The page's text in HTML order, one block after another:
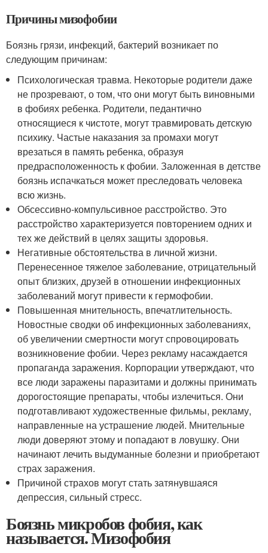
Причины мизофобии
Боязнь грязи, инфекций, бактерий возникает по
следующим причинам:
Психологическая травма. Некоторые родители даже
не прозревают, о том, что они могут быть виновными
в фобиях ребенка. Родители, педантично
относящиеся к чистоте, могут травмировать детскую
психику. Частые наказания за промахи могут
врезаться в память ребенка, образуя
предрасположенность к фобии. Заложенная в детстве
боязнь испачкаться может преследовать человека
всю жизнь.
Обсессивно-компульсивное расстройство. Это
расстройство характеризуется повторением одних и
тех же действий в целях защиты здоровья.
Негативные обстоятельства в личной жизни.
Перенесенное тяжелое заболевание, отрицательный
опыт близких, друзей в отношении инфекционных
заболеваний могут привести к гермофобии.
Повышенная мнительность, впечатлительность.
Новостные сводки об инфекционных заболеваниях,
об увеличении смертности могут спровоцировать
возникновение фобии. Через рекламу насаждается
пропаганда заражения. Корпорации утверждают, что
все люди заражены паразитами и должны принимать
дорогостоящие препараты, чтобы излечиться. Они
подготавливают художественные фильмы, рекламу,
направленные на устрашение людей. Мнительные
люди доверяют этому и попадают в ловушку. Они
начинают лечить выдуманные болезни и приобретают
страх заражения.
Причиной страхов могут стать затянувшаяся
депрессия, сильный стресс.
Боязнь микробов фобия, как
называется. Мизофобия